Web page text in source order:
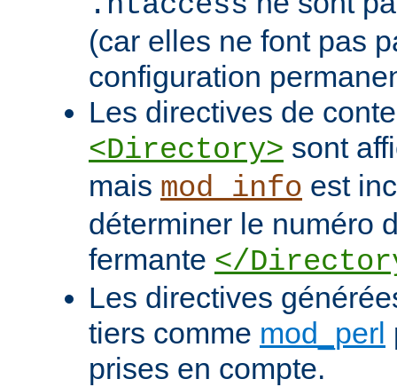
(car elles ne font pas
configuration
Les directives de
<Directory> sont
mais mod_info est
déterminer le numéro
fermante </
Les directives
tiers comme mod_perl
prises en compte.